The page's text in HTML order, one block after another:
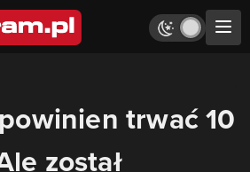
trwać 10
został